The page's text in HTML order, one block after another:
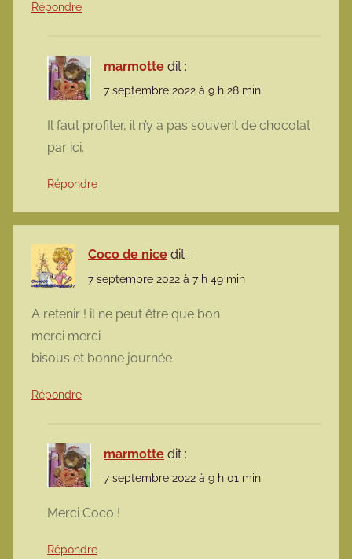
Répondre
marmotte dit :
7 septembre 2022 à 9 h 28 min
Il faut profiter, il n’y a pas souvent de chocolat
par ici.
Répondre
Coco de nice dit :
7 septembre 2022 à 7 h 49 min
A retenir ! il ne peut être que bon
merci merci
bisous et bonne journée
Répondre
marmotte dit :
7 septembre 2022 à 9 h 01 min
Merci Coco !
Répondre